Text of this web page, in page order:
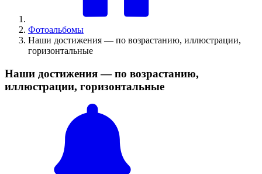
Фотоальбомы
Наши достижения — по возрастанию, иллюстрации,
горизонтальные
Наши достижения — по возрастанию,
иллюстрации, горизонтальные